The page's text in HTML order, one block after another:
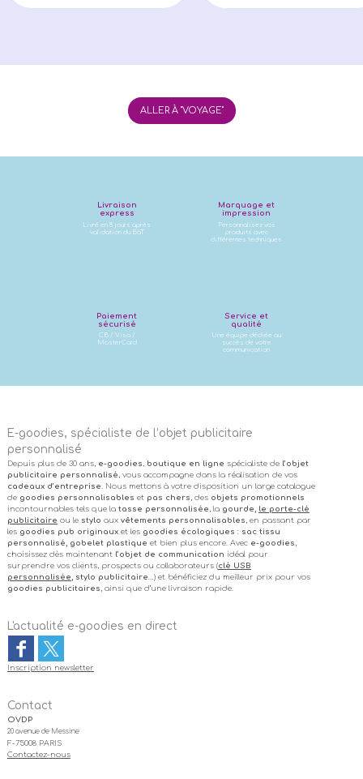
ALLER À "VOYAGE"
Livraison
express
Livré en 8 jours après
validation du BàT
Marquage et
impression
Personnalisez vos
produits avec
différentes techniques
Paiement
sécurisé
CB / Visa /
MasterCard
Service et
qualité
Une équipe dédiée au
succès de votre
communication
E-goodies, spécialiste de l’objet publicitaire
personnalisé
Depuis plus de 30 ans, e-goodies , boutique en ligne spécialiste de l’objet
publicitaire personnalisé , vous accompagne dans la réalisation de vos
cadeaux d’entreprise. Nous mettons à votre disposition un large catalogue
de goodies personnalisables et pas chers , des objets promotionnels
incontournables tels que la tasse personnalisée , la gourde, le porte-clé
publicitaire ou le stylo aux vêtements personnalisables , en passant par
les goodies pub originauxet les goodies écologiques : sac tissu
personnalisé, gobelet plastique et bien plus encore. Avec e-goodies ,
choisissez dès maintenant l’objet de communication idéal pour
surprendre vos clients, prospects ou collaborateurs (clé USB
personnalisée, stylo publicitaire…) et bénéficiez du meilleur prix pour vos
goodies publicitaires , ainsi que d’une livraison rapide.
L'actualité e-goodies en direct
Inscription newsletter
Contact
OVDP
20 avenue de Messine
F-75008 PARIS
Contactez-nous